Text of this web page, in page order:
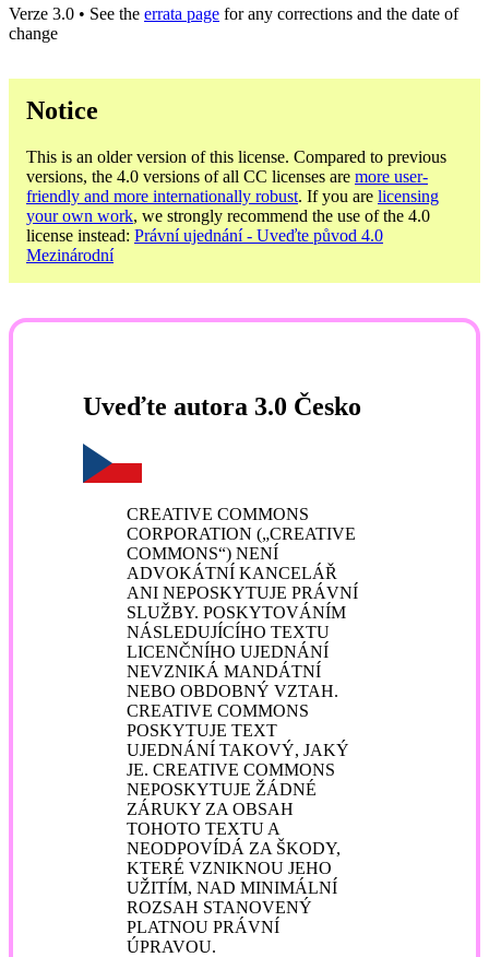
Verze 3.0 • See the errata page for any corrections and the date of
change
Notice
This is an older version of this license. Compared to previous
versions, the 4.0 versions of all CC licenses are more user-
friendly and more internationally robust. If you are licensing
your own work, we strongly recommend the use of the 4.0
license instead: Právní ujednání - Uveďte původ 4.0
Mezinárodní
Uveďte autora 3.0 Česko
CREATIVE COMMONS
CORPORATION („CREATIVE
COMMONS“) NENÍ
ADVOKÁTNÍ KANCELÁŘ
ANI NEPOSKYTUJE PRÁVNÍ
SLUŽBY. POSKYTOVÁNÍM
NÁSLEDUJÍCÍHO TEXTU
LICENČNÍHO UJEDNÁNÍ
NEVZNIKÁ MANDÁTNÍ
NEBO OBDOBNÝ VZTAH.
CREATIVE COMMONS
POSKYTUJE TEXT
UJEDNÁNÍ TAKOVÝ, JAKÝ
JE. CREATIVE COMMONS
NEPOSKYTUJE ŽÁDNÉ
ZÁRUKY ZA OBSAH
TOHOTO TEXTU A
NEODPOVÍDÁ ZA ŠKODY,
KTERÉ VZNIKNOU JEHO
UŽITÍM, NAD MINIMÁLNÍ
ROZSAH STANOVENÝ
PLATNOU PRÁVNÍ
ÚPRAVOU.